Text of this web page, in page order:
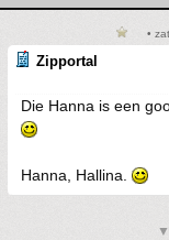
•
Zipportal
Die Hanna is een
Hanna, Hallina.
▼